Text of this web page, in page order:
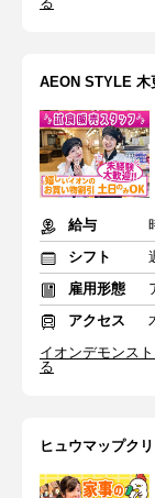
AEON STYLE 木
給与
シフト
雇用形態
アクセス
イオンデモンス
る
ヒュウマップク